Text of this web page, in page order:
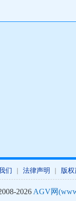
们 | 法律声明 | 版
2026 AGV网